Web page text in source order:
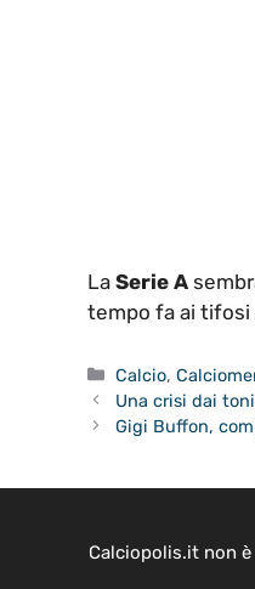
La Serie A
tempo fa ai tifosi
Categorie
Calcio,
Una crisi dai
Gigi Buffon,
Calciopolis.it non